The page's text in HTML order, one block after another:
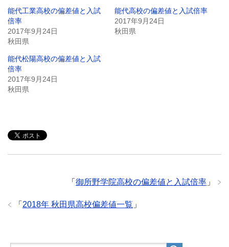
能代工業高校の偏差値と入試
倍率
2017年9月24日
秋田県
能代高校の偏差値と入試倍率
2017年9月24日
秋田県
能代松陽高校の偏差値と入試
倍率
2017年9月24日
秋田県
「 御所野学院高校の偏差値と入試倍率 」
「 2018年 秋田県高校偏差値一覧 」